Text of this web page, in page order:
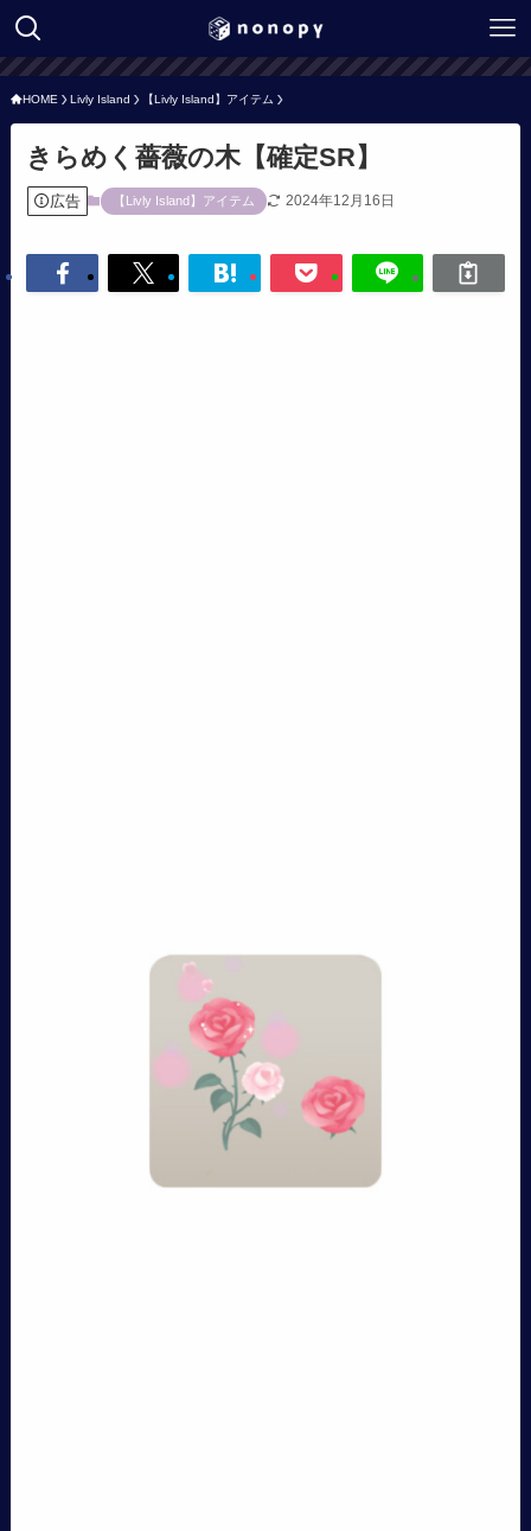
HOME Livly Island 【Livly Island】アイテム
きらめく薔薇の木【確定SR】
広告 【Livly Island】アイテム 2024年12月16日